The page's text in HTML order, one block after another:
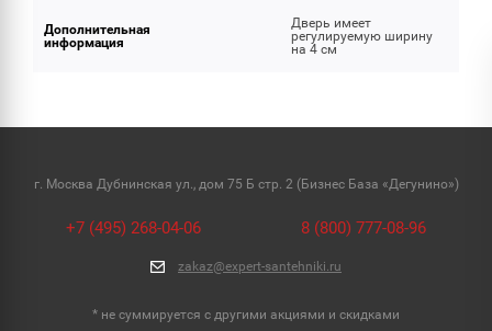
Дополнительная
информация
Дверь имеет
регулируемую ширину
на 4 см
г. Москва Дубнинская ул., дом 75 Б стр. 2 (Бизнес База «Дегунино»)
+7 (495) 268-04-06 8 (800) 777-08-96
zakaz@expert-santehniki.ru
* не суммируется с другими акциями и скидками